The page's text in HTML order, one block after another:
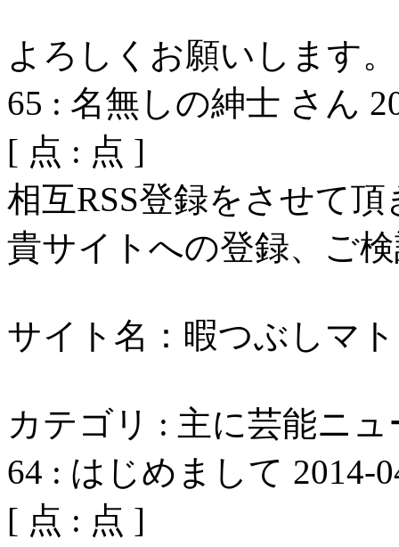
よろしくお願いします。
65 : 名無しの紳士 さん
[ 点 : 点 ]
相互RSS登録をさせて
貴サイトへの登録、ご
サイト名：暇つぶしマ
カテゴリ : 主に芸能ニ
64 : はじめまして 2014-
[ 点 : 点 ]